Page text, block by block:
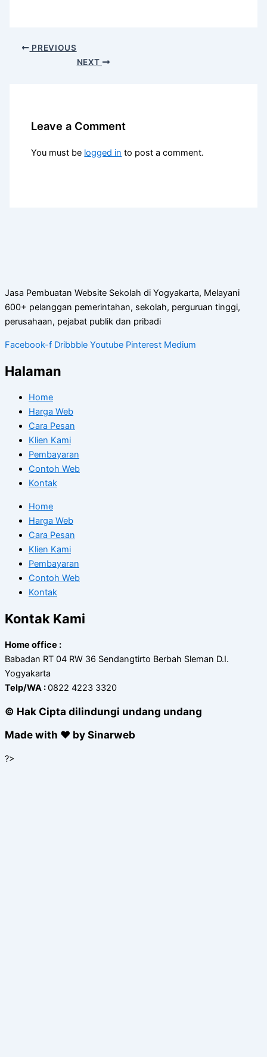
PREVIOUS
NEXT
Leave a Comment
You must be logged in to post a comment.
Jasa Pembuatan Website Sekolah di Yogyakarta, Melayani
600+ pelanggan pemerintahan, sekolah, perguruan tinggi,
perusahaan, pejabat publik dan pribadi
Facebook-f Dribbble Youtube Pinterest Medium
Halaman
Home
Harga Web
Cara Pesan
Klien Kami
Pembayaran
Contoh Web
Kontak
Home
Harga Web
Cara Pesan
Klien Kami
Pembayaran
Contoh Web
Kontak
Kontak Kami
Home office :
Babadan RT 04 RW 36 Sendangtirto Berbah Sleman D.I.
Yogyakarta
Telp/WA :0822 4223 3320
© Hak Cipta dilindungi undang undang
Made with ❤ by Sinarweb
?>